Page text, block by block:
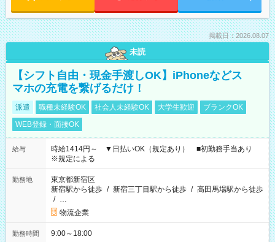
掲載日：2026.08.07
未読
【シフト自由・現金手渡しOK】iPhoneなどス
マホの充電を繋げるだけ！
派遣 職種未経験OK 社会人未経験OK 大学生歓迎
ブランクOK
WEB登録・面接OK
給与
時給1414円～ ▼日払いOK（規定あり） ■初勤務手当あり
※規定による
勤務地
東京都新宿区
新宿駅から徒歩 / 新宿三丁目駅から徒歩 / 高田馬場駅から徒歩
/ …
物流企業
勤務時間 9:00～18:00